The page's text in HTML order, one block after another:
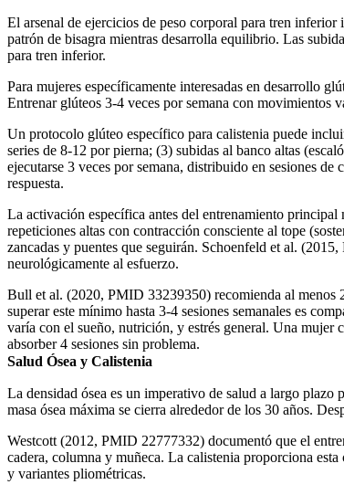
El arsenal de ejercicios de peso corporal para tren
patrón de bisagra mientras desarrolla equilibrio. Las
para tren inferior.
Para mujeres específicamente interesadas en desarrollo
Entrenar glúteos 3-4 veces por semana con movimientos
Un protocolo glúteo específico para calistenia puede
series de 8-12 por pierna; (3) subidas al banco altas
ejecutarse 3 veces por semana, distribuido en sesiones
respuesta.
La activación específica antes del entrenamiento
repeticiones altas con contracción consciente al tope
zancadas y puentes que seguirán. Schoenfeld et al.
neurológicamente al esfuerzo.
Bull et al. (2020, PMID 33239350) recomienda al menos
superar este mínimo hasta 3-4 sesiones semanales es
varía con el sueño, nutrición, y estrés general. Una mujer
absorber 4 sesiones sin problema.
Salud Ósea y Calistenia
La densidad ósea es un imperativo de salud a largo plazo
masa ósea máxima se cierra alrededor de los 30 años.
Westcott (2012, PMID 22777332) documentó que el
cadera, columna y muñeca. La calistenia proporciona
y variantes pliométricas.